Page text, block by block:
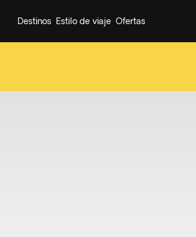
Destinos Estilo de viaje Ofertas